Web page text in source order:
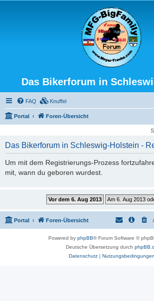
Das Bikerforum in
FAQ Knuffel
Portal Foren-Übersicht
Das Bikerforum in Schleswig-Holstein -
Um mit dem Registrierungs-Prozess
mit, wann du geboren wurdest.
Portal Foren-Übersicht
Powered by phpBB® Forum Software ©
Deutsche Übersetzung durch
Datenschutz| Nutzungsbedingungen